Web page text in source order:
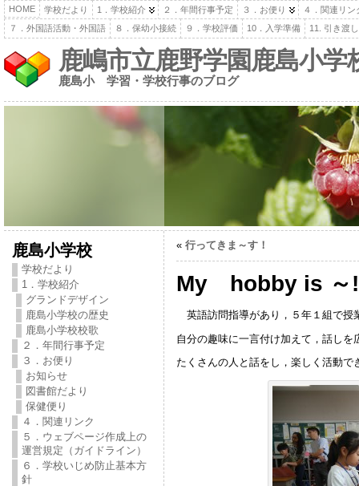
HOME 学校だより 1．学校紹介 ２．年間行事予定 ３．お便り
４．関連リン
７．外国語活動・外国語
８．保幼小接続 ９．学校評価 10．入学準備 11. 引き渡
鹿嶋市立鹿野学園鹿島小学
鹿島小 学習・学校行事のブログ
鹿島小学校
学校だより
1．学校紹介
グランドデザイン
鹿島小学校の歴史
鹿島小学校校歌
２．年間行事予定
３．お便り
お知らせ
図書館だより
保健便り
４．関連リンク
５．ウェブページ作成上の
運営規定（ガイドライン）
６．学校いじめ防止基本方
針
« 行ってきま～す！
My hobby is ～
英語訪問指導があり，５年１組で授
自分の趣味に一言付け加えて，話しを
たくさんの人と話をし，楽しく活動で